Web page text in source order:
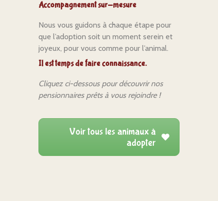
Accompagnement sur-mesure
Nous vous guidons à chaque étape pour
que l’adoption soit un moment serein et
joyeux, pour vous comme pour l’animal.
Il est temps de faire connaissance.
Cliquez ci-dessous pour découvrir nos
pensionnaires prêts à vous rejoindre !
Voir tous les animaux à
adopter